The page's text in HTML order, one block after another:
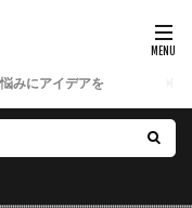
みにアイデアを